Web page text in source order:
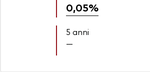
0,05%
5 anni
—